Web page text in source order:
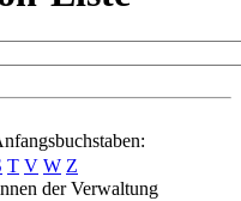
T V W Z
der Verwaltung